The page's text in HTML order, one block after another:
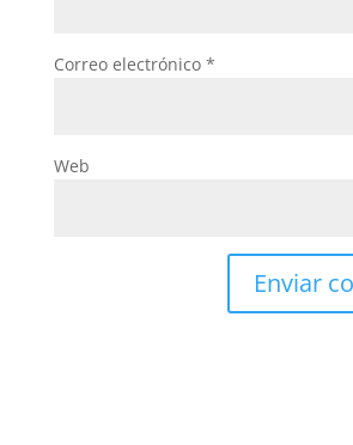
Correo electrónico *
Web